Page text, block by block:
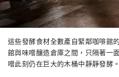
這些發酵食材全數產自緊鄰咖啡館
館與味噌釀造倉庫之間，只隔著一
噌此刻仍在巨大的木桶中靜靜發酵。